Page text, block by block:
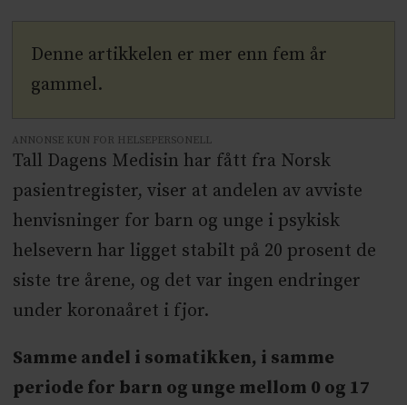
Denne artikkelen er mer enn fem år
gammel.
ANNONSE KUN FOR HELSEPERSONELL
Tall Dagens Medisin har fått fra Norsk
pasientregister, viser at andelen av avviste
henvisninger for barn og unge i psykisk
helsevern har ligget stabilt på 20 prosent de
siste tre årene, og det var ingen endringer
under koronaåret i fjor.
Samme andel i somatikken, i samme
periode for barn og unge mellom 0 og 17